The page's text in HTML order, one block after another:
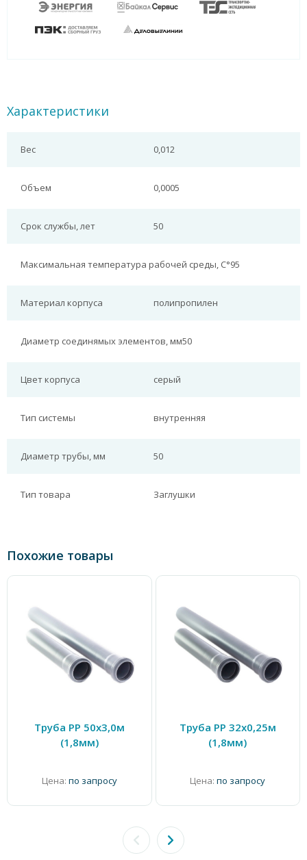
Характеристики
Вес 0,012
Объем 0,0005
Срок службы, лет 50
Максимальная температура рабочей среды, С°95
Материал корпуса полипропилен
Диаметр соединямых элементов, мм50
Цвет корпуса серый
Тип системы внутренняя
Диаметр трубы, мм 50
Тип товара Заглушки
Похожие товары
Труба PP 50х3,0м
(1,8мм)
Цена: по запросу
Труба PP 32х0,25м
(1,8мм)
Цена: по запросу